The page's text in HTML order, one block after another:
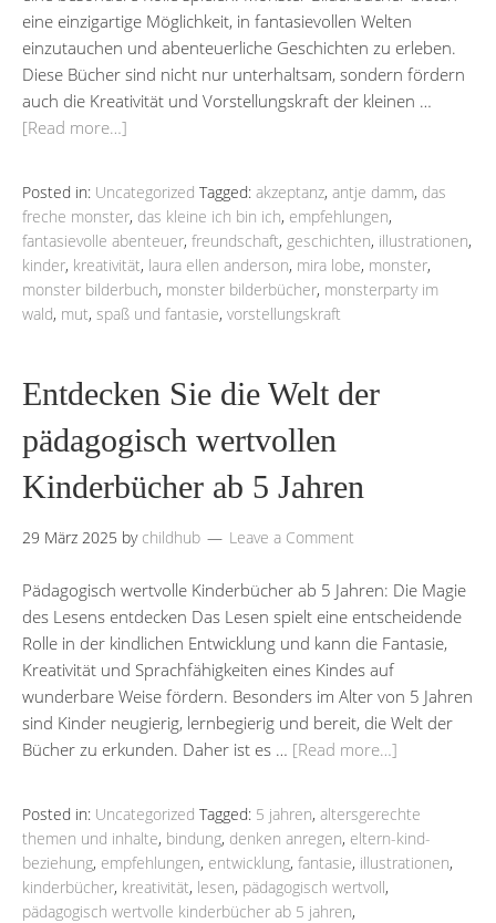
eine einzigartige Möglichkeit, in fantasievollen Welten
einzutauchen und abenteuerliche Geschichten zu erleben.
Diese Bücher sind nicht nur unterhaltsam, sondern fördern
auch die Kreativität und Vorstellungskraft der kleinen …
[Read more…]
Posted in: Uncategorized Tagged: akzeptanz, antje damm, das
freche monster, das kleine ich bin ich, empfehlungen,
fantasievolle abenteuer, freundschaft, geschichten, illustrationen,
kinder, kreativität, laura ellen anderson, mira lobe, monster,
monster bilderbuch, monster bilderbücher, monsterparty im
wald, mut, spaß und fantasie, vorstellungskraft
Entdecken Sie die Welt der
pädagogisch wertvollen
Kinderbücher ab 5 Jahren
29 März 2025 by childhub Leave a Comment
Pädagogisch wertvolle Kinderbücher ab 5 Jahren: Die Magie
des Lesens entdecken Das Lesen spielt eine entscheidende
Rolle in der kindlichen Entwicklung und kann die Fantasie,
Kreativität und Sprachfähigkeiten eines Kindes auf
wunderbare Weise fördern. Besonders im Alter von 5 Jahren
sind Kinder neugierig, lernbegierig und bereit, die Welt der
Bücher zu erkunden. Daher ist es … [Read more…]
Posted in: Uncategorized Tagged: 5 jahren, altersgerechte
themen und inhalte, bindung, denken anregen, eltern-kind-
beziehung, empfehlungen, entwicklung, fantasie, illustrationen,
kinderbücher, kreativität, lesen, pädagogisch wertvoll,
pädagogisch wertvolle kinderbücher ab 5 jahren,